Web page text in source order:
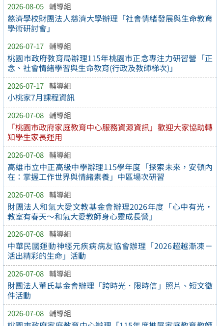
2026-08-05 輔導組
慈濟學校財團法人慈濟大學辦理「社會情緒發展與生命教育
學術研討會」
2026-07-17 輔導組
桃園市政府教育局辦理115年桃園市正念專注力研習營「正
念、社會情緒學習與生命教育(行政及教師梯次)」
2026-07-17 輔導組
小桃家7月課程資訊
2026-07-08 輔導組
「桃園市政府家庭教育中心服務資源資訊」歡迎大家協助轉
知學生家長運用
2026-07-08 輔導組
高雄市立中正高級中學辦理115學年度「探索未來，安頓內
在：掌握工作世界與情緒素養」中區場次研習
2026-07-08 輔導組
財團法人和氣大愛文教基金會辦理2026年度「心中有光・
教室有春天～和氣大愛教師身心靈成長營」
2026-07-08 輔導組
中華民國運動神經元疾病病友協會辦理「2026超越漸凍－
活出精彩的生命」活動
2026-07-08 輔導組
財團法人董氏基金會辦理「跨時光．限時信」照片、短文徵
件活動
2026-07-08 輔導組